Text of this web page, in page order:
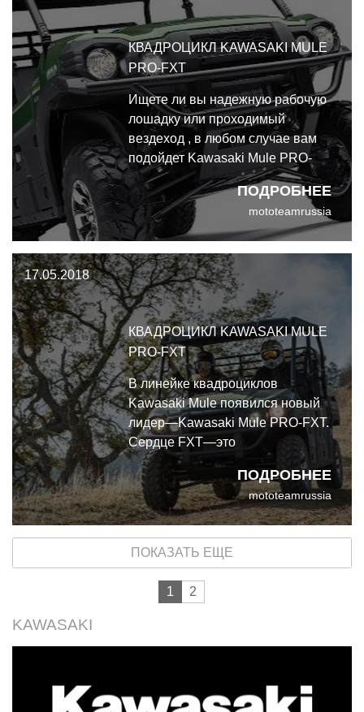
КВАДРОЦИКЛ KAWASAKI MULE
PRO-FXT
ПОДРОБНЕЕ
Ищете ли вы надежную рабочую
лошадку или проходимый
вездеход , в любом случае вам
подойдет Kawasaki Mule PRO-
FXT. Мы направляемся в
центральную Калифорнию,
чтобы проверить, как PRO-FXT
справится с работой на винной
плантации b как он покажет себя
на крутых тропинках местных
холмов.
mototeamrussia
17.05.2018
КВАДРОЦИКЛ KAWASAKI MULE
PRO-FXT
ПОДРОБНЕЕ
В линейке квадроциклов
Kawasaki Mule появился новый
лидер—Kawasaki Mule PRO-FXT.
Сердце FXT—это
трехцилиндровый двигатель
объемом 812 см3, самый
мощный двигатель когда-либо
использованный в этой серии
mototeamrussia
ПОКАЗАТЬ ЕЩЕ
1 2
KAWASAKI